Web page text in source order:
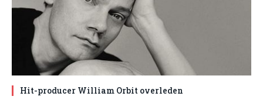
Hit-producer William Orbit overleden